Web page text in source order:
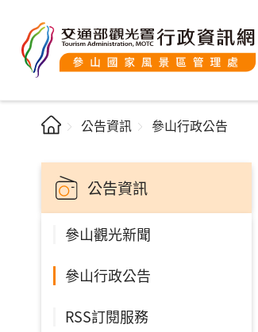
公告資訊 參山行政公告
公告資訊
參山觀光新聞
參山行政公告
RSS訂閱服務